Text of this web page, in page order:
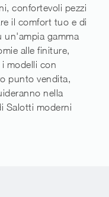
confortevoli pezzi
il comfort tuo e di
un'ampia gamma
alle finiture,
modelli con
punto vendita,
nella
Salotti moderni